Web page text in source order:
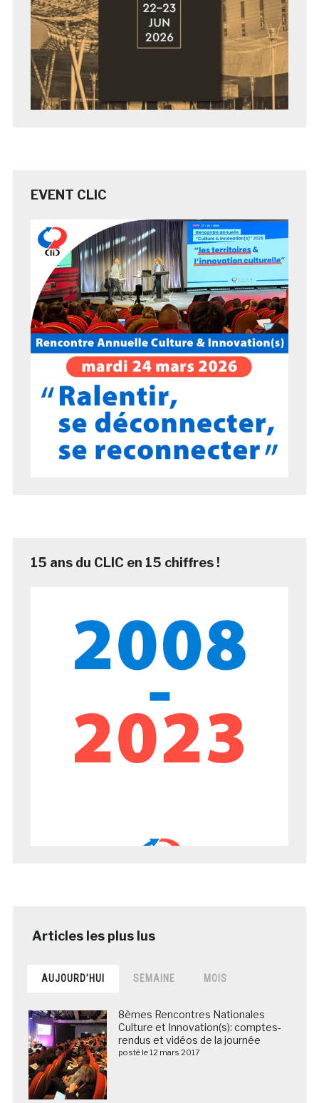
EVENT CLIC
15 ans du CLIC en 15 chiffres !
AUJOURD’HUI SEMAINE MOIS
8èmes Rencontres Nationales
Culture et Innovation(s): comptes-
rendus et vidéos de la journée
posté le 12 mars 2017